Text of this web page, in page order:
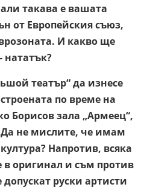
такава е вашата
от Европейския съюз,
И какво ще
нататък?
театър“ да изнесе
по време на
Борисов зала „Армеец“,
Да не мислите, че имам
Напротив, всяка
в оригинал и съм против
руски артисти